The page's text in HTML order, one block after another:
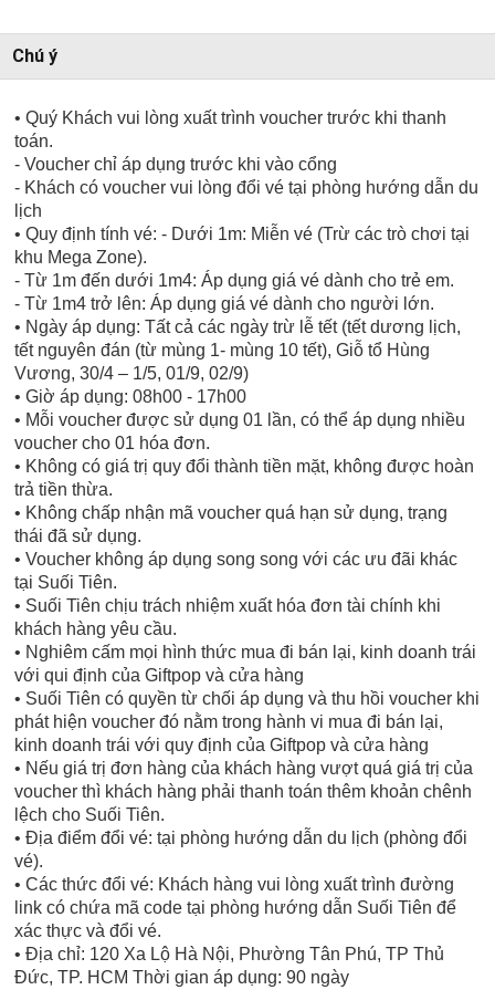
Chú ý
• Quý Khách vui lòng xuất trình voucher trước khi thanh
toán.
- Voucher chỉ áp dụng trước khi vào cổng
- Khách có voucher vui lòng đổi vé tại phòng hướng dẫn du
lịch
• Quy định tính vé: - Dưới 1m: Miễn vé (Trừ các trò chơi tại
khu Mega Zone).
- Từ 1m đến dưới 1m4: Áp dụng giá vé dành cho trẻ em.
- Từ 1m4 trở lên: Áp dụng giá vé dành cho người lớn.
• Ngày áp dụng: Tất cả các ngày trừ lễ tết (tết dương lịch,
tết nguyên đán (từ mùng 1- mùng 10 tết), Giỗ tổ Hùng
Vương, 30/4 – 1/5, 01/9, 02/9)
• Giờ áp dụng: 08h00 - 17h00
• Mỗi voucher được sử dụng 01 lần, có thể áp dụng nhiều
voucher cho 01 hóa đơn.
• Không có giá trị quy đổi thành tiền mặt, không được hoàn
trả tiền thừa.
• Không chấp nhận mã voucher quá hạn sử dụng, trạng
thái đã sử dụng.
• Voucher không áp dụng song song với các ưu đãi khác
tại Suối Tiên.
• Suối Tiên chịu trách nhiệm xuất hóa đơn tài chính khi
khách hàng yêu cầu.
• Nghiêm cấm mọi hình thức mua đi bán lại, kinh doanh trái
với qui định của Giftpop và cửa hàng
• Suối Tiên có quyền từ chối áp dụng và thu hồi voucher khi
phát hiện voucher đó nằm trong hành vi mua đi bán lại,
kinh doanh trái với quy định của Giftpop và cửa hàng
• Nếu giá trị đơn hàng của khách hàng vượt quá giá trị của
voucher thì khách hàng phải thanh toán thêm khoản chênh
lệch cho Suối Tiên.
• Địa điểm đổi vé: tại phòng hướng dẫn du lịch (phòng đổi
vé).
• Các thức đổi vé: Khách hàng vui lòng xuất trình đường
link có chứa mã code tại phòng hướng dẫn Suối Tiên để
xác thực và đổi vé.
• Địa chỉ: 120 Xa Lộ Hà Nội, Phường Tân Phú, TP Thủ
Đức, TP. HCM Thời gian áp dụng: 90 ngày